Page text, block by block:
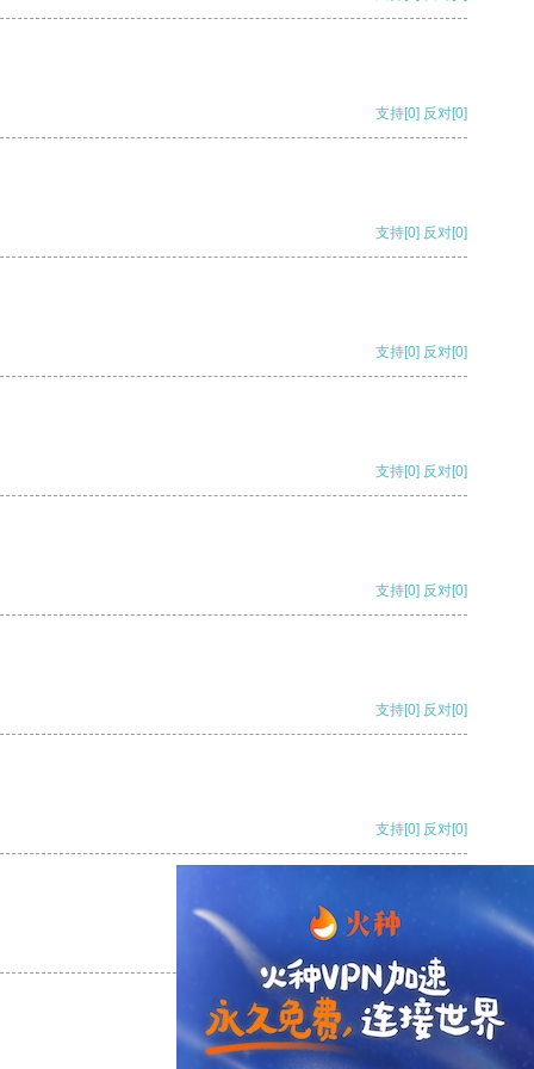
支持[0] 反对[0]
支持[0] 反对[0]
支持[0] 反对[0]
支持[0] 反对[0]
支持[0] 反对[0]
支持[0] 反对[0]
支持[0] 反对[0]